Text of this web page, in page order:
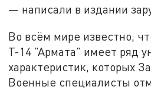
— написали в издании
Во всём мире известно,
Т-14 "Армата" имеет ряд
характеристик, которых
Военные специалисты